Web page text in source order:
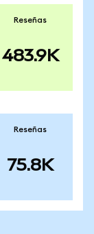
Reseñas
483.9K
Reseñas
75.8K